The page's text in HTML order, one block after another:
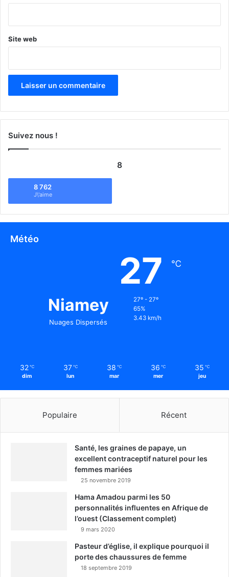
Site web
Suivez nous !
8
8 762
J\'aime
Météo
Niamey
Nuages Dispersés
27 ℃
27º - 27º
65%
3.43 km/h
32 ℃
dim
37 ℃
lun
38 ℃
mar
36 ℃
mer
35 ℃
jeu
Populaire Récent
Santé, les graines de papaye, un
excellent contraceptif naturel pour les
femmes mariées
25 novembre 2019
Hama Amadou parmi les 50
personnalités influentes en Afrique de
l’ouest (Classement complet)
9 mars 2020
Pasteur d’église, il explique pourquoi il
porte des chaussures de femme
18 septembre 2019